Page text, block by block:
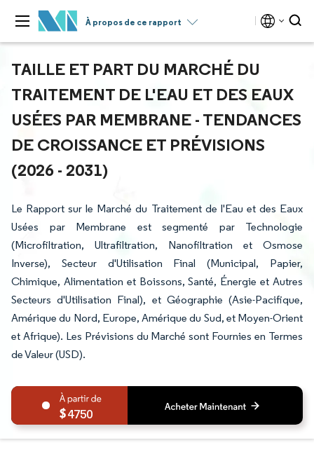
À propos de ce rapport
TAILLE ET PART DU MARCHÉ DU
TRAITEMENT DE L'EAU ET DES EAUX
USÉES PAR MEMBRANE - TENDANCES
DE CROISSANCE ET PRÉVISIONS
(2026 - 2031)
Le Rapport sur le Marché du Traitement de l'Eau et des Eaux
Usées par Membrane est segmenté par Technologie
(Microfiltration, Ultrafiltration, Nanofiltration et Osmose
Inverse), Secteur d'Utilisation Final (Municipal, Papier,
Chimique, Alimentation et Boissons, Santé, Énergie et Autres
Secteurs d'Utilisation Final), et Géographie (Asie-Pacifique,
Amérique du Nord, Europe, Amérique du Sud, et Moyen-Orient
et Afrique). Les Prévisions du Marché sont Fournies en Termes
de Valeur (USD).
4750